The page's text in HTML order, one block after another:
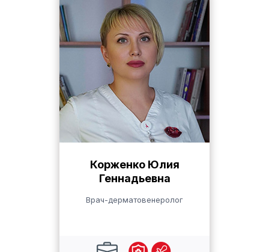
Корженко Юлия
Геннадьевна
Врач-дерматовенеролог